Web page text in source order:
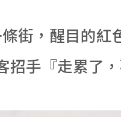
街，醒目的紅
招手『走累了